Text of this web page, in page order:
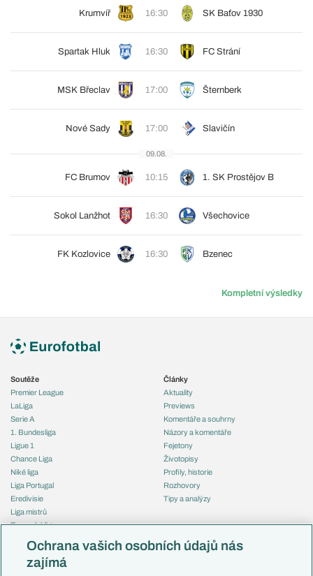
Krumvíř 16:30 SK Baťov 1930
Spartak Hluk 16:30 FC Strání
MSK Břeclav 17:00 Šternberk
Nové Sady 17:00 Slavičín
09.08.
FC Brumov 10:15 1. SK Prostějov B
Sokol Lanžhot 16:30 Všechovice
FK Kozlovice 16:30 Bzenec
Kompletní výsledky
Soutěže
Premier League
LaLiga
Serie A
1. Bundesliga
Ligue 1
Chance Liga
Niké liga
Liga Portugal
Eredivisie
Liga mistrů
Evropská liga
Mistrovství světa
Liga národů
Články
Aktuality
Previews
Komentáře a souhrny
Názory a komentáře
Fejetony
Životopisy
Profily, historie
Rozhovory
Tipy a analýzy
Česko
Ochrana vašich osobních údajů nás
zajímá